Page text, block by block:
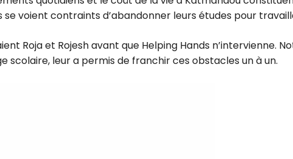
voient contraints d’abandonner leurs études pour
Roja et Rojesh avant que Helping Hands n’intervienne.
scolaire, leur a permis de franchir ces obstacles un à un.